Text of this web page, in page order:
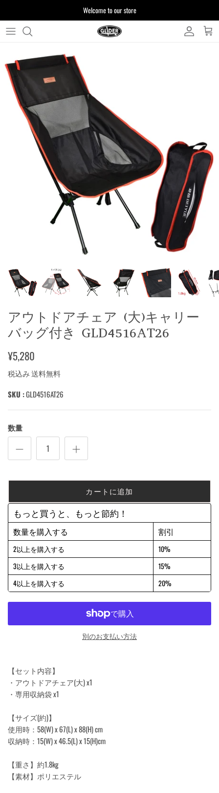
ッ
る
Welcome to our store
よくある質問
お客様からいただいたご質問をまとめており
ます
注文について 製品について
アウトドアチェア (大)キャリー
バッグ付き GLD4516AT26
¥5,280
税込み 送料無料
SKU :GLD4516AT26
数量
カートに追加
もっと買うと、もっと節約！
数量を購入する 割引
2以上を購入する
10%
3以上を購入する
15%
4以上を購入する
20%
別のお支払い方法
【セット内容】
・アウトドアチェア(大) x1
・専用収納袋 x1
【サイズ(約)】
使用時：58(W) x 67(L) x 88(H) cm
収納時：15(W) x 46.5(L) x 15(H)cm
【重さ】約1.8kg
【素材】ポリエステル